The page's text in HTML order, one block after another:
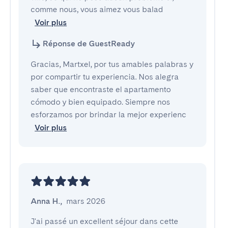
comme nous, vous aimez vous balad
Voir plus
Réponse de GuestReady
Gracias, Martxel, por tus amables palabras y
por compartir tu experiencia. Nos alegra
saber que encontraste el apartamento
cómodo y bien equipado. Siempre nos
esforzamos por brindar la mejor experienc
Voir plus
Anna H., mars 2026
J'ai passé un excellent séjour dans cette